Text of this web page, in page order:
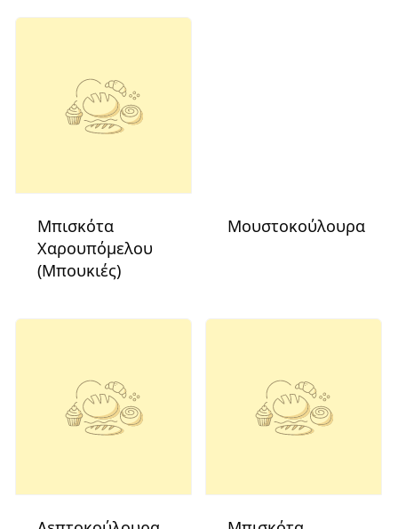
Μπισκότα
Χαρουπόμελου
(Μπουκιές)
Μουστοκούλουρα